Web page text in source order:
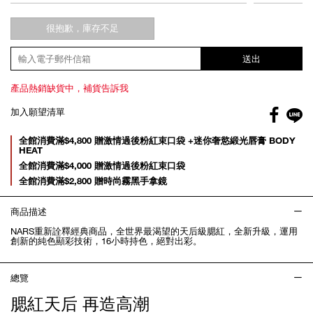
很抱歉，庫存不足
送出
產品熱銷缺貨中，補貨告訴我
加入願望清單
Promotions
全館消費滿$4,800 贈激情過後粉紅束口袋 +迷你奢慾緞光唇膏 BODY
HEAT
全館消費滿$4,000 贈激情過後粉紅束口袋
全館消費滿$2,800 贈時尚霧黑手拿鏡
商品描述
NARS重新詮釋經典商品，全世界最渴望的天后級腮紅，全新升級，運用
創新的純色顯彩技術，16小時持色，絕對出彩。
總覽
腮紅天后 再造高潮